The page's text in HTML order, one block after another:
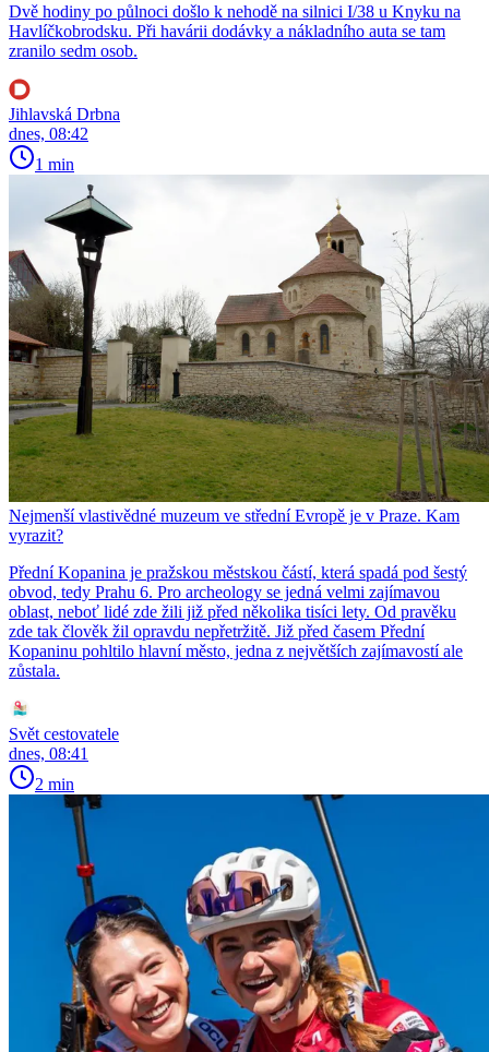
Dvě hodiny po půlnoci došlo k nehodě na silnici I/38 u Knyku na
Havlíčkobrodsku. Při havárii dodávky a nákladního auta se tam
zranilo sedm osob.
Jihlavská Drbna
dnes, 08:42
1 min
Nejmenší vlastivědné muzeum ve střední Evropě je v Praze. Kam
vyrazit?
Přední Kopanina je pražskou městskou částí, která spadá pod šestý
obvod, tedy Prahu 6. Pro archeology se jedná velmi zajímavou
oblast, neboť lidé zde žili již před několika tisíci lety. Od pravěku
zde tak člověk žil opravdu nepřetržitě. Již před časem Přední
Kopaninu pohltilo hlavní město, jedna z největších zajímavostí ale
zůstala.
Svět cestovatele
dnes, 08:41
2 min